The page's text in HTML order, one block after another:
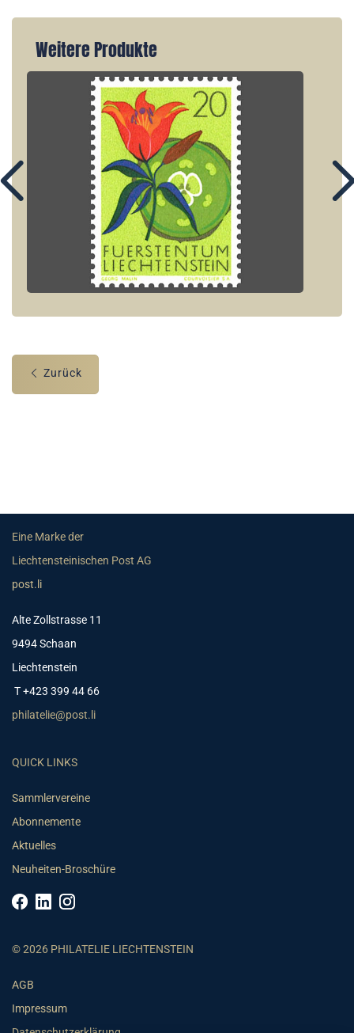
Weitere Produkte
Zurück
Eine Marke der
Liechtensteinischen Post AG
post.li
Alte Zollstrasse 11
9494 Schaan
Liechtenstein
T +423 399 44 66
philatelie@post.li
QUICK LINKS
Sammlervereine
Abonnemente
Aktuelles
Neuheiten-Broschüre
© 2026 PHILATELIE LIECHTENSTEIN
AGB
Impressum